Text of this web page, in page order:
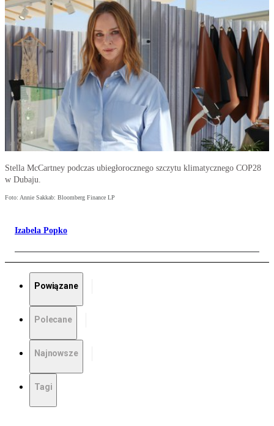
Stella McCartney podczas ubiegłorocznego szczytu klimatycznego COP28
w Dubaju.
Foto: Annie Sakkab: Bloomberg Finance LP
Izabela Popko
Powiązane
Polecane
Najnowsze
Tagi